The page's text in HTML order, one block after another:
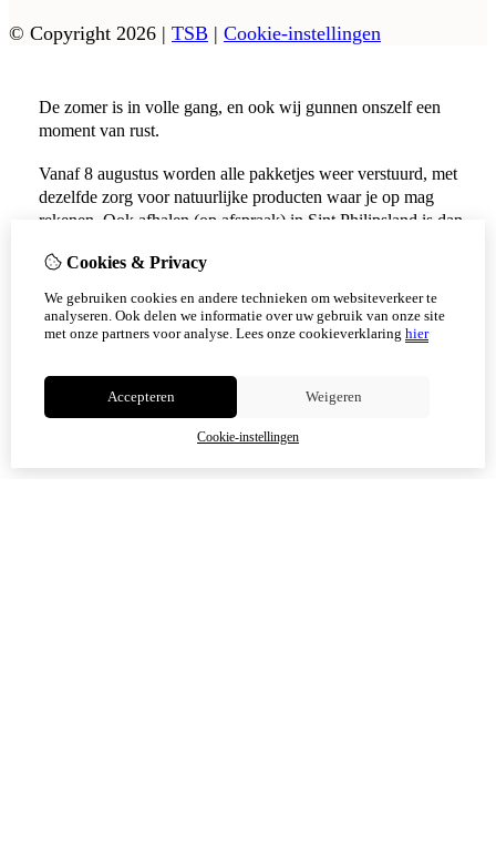
© Copyright 2026 | TSB | Cookie-instellingen
Cookies & Privacy
We gebruiken cookies en andere technieken om websiteverkeer te
analyseren. Ook delen we informatie over uw gebruik van onze site
met onze partners voor analyse. Lees onze cookieverklaring hier
Accepteren Weigeren
Cookie-instellingen
De zomer is in volle gang, en ook wij gunnen onszelf een
moment van rust.
Vanaf 8 augustus worden alle pakketjes weer verstuurd, met
dezelfde zorg voor natuurlijke producten waar je op mag
rekenen. Ook afhalen (op afspraak) in Sint Philipsland is dan
Vanaf 17 augustus zijn alle afhaalpunten (Tholen en
Scherpenisse) weer geopend.